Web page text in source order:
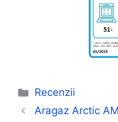
Categorii
Recenzii
Aragaz Arctic